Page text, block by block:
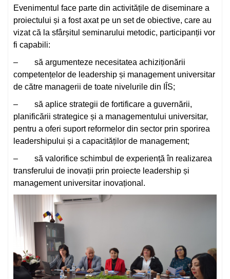
Evenimentul face parte din activitățile de diseminare a
proiectului și a fost axat pe un set de obiective, care au
vizat că la sfârșitul seminarului metodic, participanții vor
fi capabili:
– să argumenteze necesitatea achiziționării
competențelor de leadership și management universitar
de către managerii de toate nivelurile din IÎS;
– să aplice strategii de fortificare a guvernării,
planificării strategice și a managementului universitar,
pentru a oferi suport reformelor din sector prin sporirea
leadershipului și a capacităților de management;
– să valorifice schimbul de experiență în realizarea
transferului de inovații prin proiecte leadership și
management universitar inovațional.